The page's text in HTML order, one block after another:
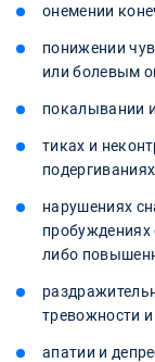
онемении
понижении
или болевым
покалывании
тиках и
нарушениях
либо
тревожности
апатии и